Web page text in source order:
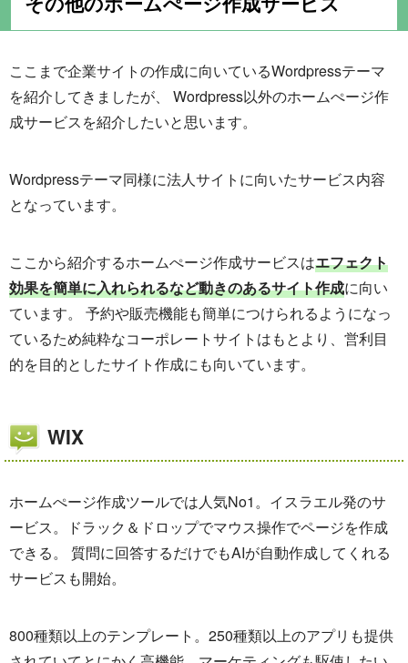
ここまで企業サイトの作成に向いているWordpressテーマ
を紹介してきましたが、 Wordpress以外のホームぺージ作
成サービスを紹介したいと思います。
Wordpressテーマ同様に法人サイトに向いたサービス内容
となっています。
ここから紹介するホームぺージ作成サービスはエフェクト
効果を簡単に入れられるなど動きのあるサイト作成に向い
ています。 予約や販売機能も簡単につけられるようになっ
ているため純粋なコーポレートサイトはもとより、営利目
的を目的としたサイト作成にも向いています。
WIX
ホームぺージ作成ツールでは人気No1。イスラエル発のサ
ービス。ドラック＆ドロップでマウス操作でページを作成
できる。 質問に回答するだけでもAIが自動作成してくれる
サービスも開始。
800種類以上のテンプレート。250種類以上のアプリも提供